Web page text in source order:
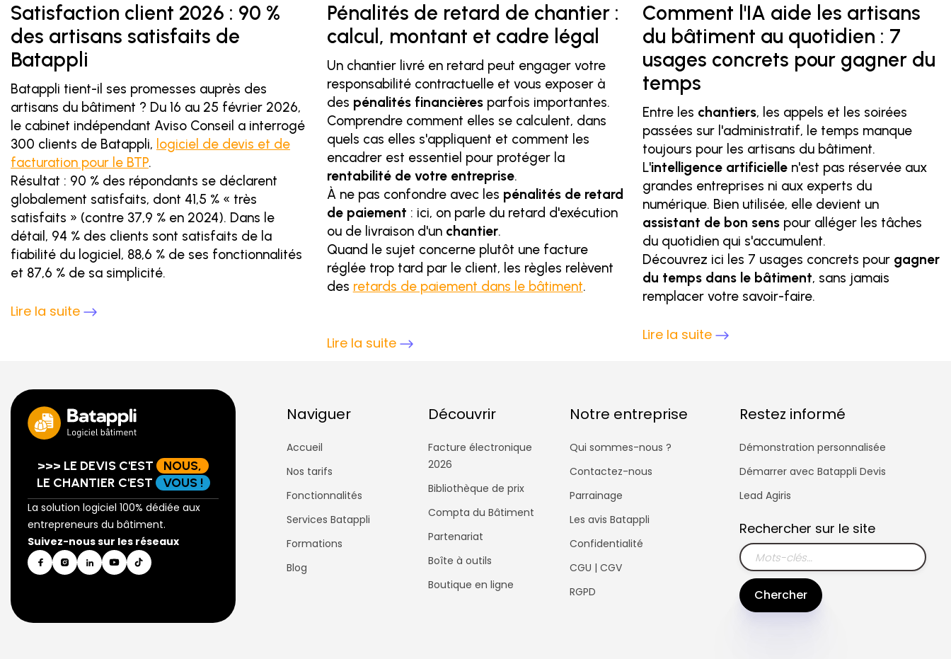
Satisfaction client 2026 : 90 %
des artisans satisfaits de
Batappli
Batappli tient-il ses promesses auprès des
artisans du bâtiment ? Du 16 au 25 février 2026,
le cabinet indépendant Aviso Conseil a interrogé
300 clients de Batappli, logiciel de devis et de
facturation pour le BTP.
Résultat : 90 % des répondants se déclarent
globalement satisfaits, dont 41,5 % « très
satisfaits » (contre 37,9 % en 2024). Dans le
détail, 94 % des clients sont satisfaits de la
fiabilité du logiciel, 88,6 % de ses fonctionnalités
et 87,6 % de sa simplicité.
Lire la suite
Pénalités de retard de chantier :
calcul, montant et cadre légal
Un chantier livré en retard peut engager votre
responsabilité contractuelle et vous exposer à
des pénalités financièresparfois importantes.
Comprendre comment elles se calculent, dans
quels cas elles s'appliquent et comment les
encadrer est essentiel pour protéger la
rentabilité de votre entreprise.
À ne pas confondre avec les pénalités de retard
de paiement : ici, on parle du retard d'exécution
ou de livraison d'un chantier.
Quand le sujet concerne plutôt une facture
réglée trop tard par le client, les règles relèvent
des retards de paiement dans le bâtiment.
Lire la suite
Comment l'IA aide les artisans
du bâtiment au quotidien : 7
usages concrets pour gagner du
temps
Entre les chantiers, les appels et les soirées
passées sur l'administratif, le temps manque
toujours pour les artisans du bâtiment.
L'intelligence artificielle n'est pas réservée aux
grandes entreprises ni aux experts du
numérique. Bien utilisée, elle devient un
assistant de bon sens pour alléger les tâches
du quotidien qui s'accumulent.
Découvrez ici les 7 usages concrets pour gagner
du temps dans le bâtiment, sans jamais
remplacer votre savoir-faire.
Lire la suite
>>> LE DEVIS C'EST
NOUS,
LE CHANTIER C'EST
VOUS !
La solution logiciel 100% dédiée aux
entrepreneurs du bâtiment.
Suivez-nous sur les réseaux
Naviguer
Accueil
Nos tarifs
Fonctionnalités
Services Batappli
Formations
Blog
Découvrir
Facture électronique
2026
Bibliothèque de prix
Compta du Bâtiment
Partenariat
Boîte à outils
Boutique en ligne
Notre entreprise
Qui sommes-nous ?
Contactez-nous
Parrainage
Les avis Batappli
Confidentialité
CGU | CGV
RGPD
Restez informé
Démonstration personnalisée
Démarrer avec Batappli Devis
Lead Agiris
Rechercher sur le site